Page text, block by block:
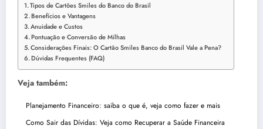
Tipos de Cartões Smiles do Banco do Brasil
Benefícios e Vantagens
Anuidade e Custos
Pontuação e Conversão de Milhas
Considerações Finais: O Cartão Smiles Banco do Brasil Vale a Pena?
Dúvidas Frequentes (FAQ)
Veja também:
Planejamento Financeiro: saiba o que é, veja como fazer e mais
Como Sair das Dívidas: Veja como Recuperar a Saúde Financeira